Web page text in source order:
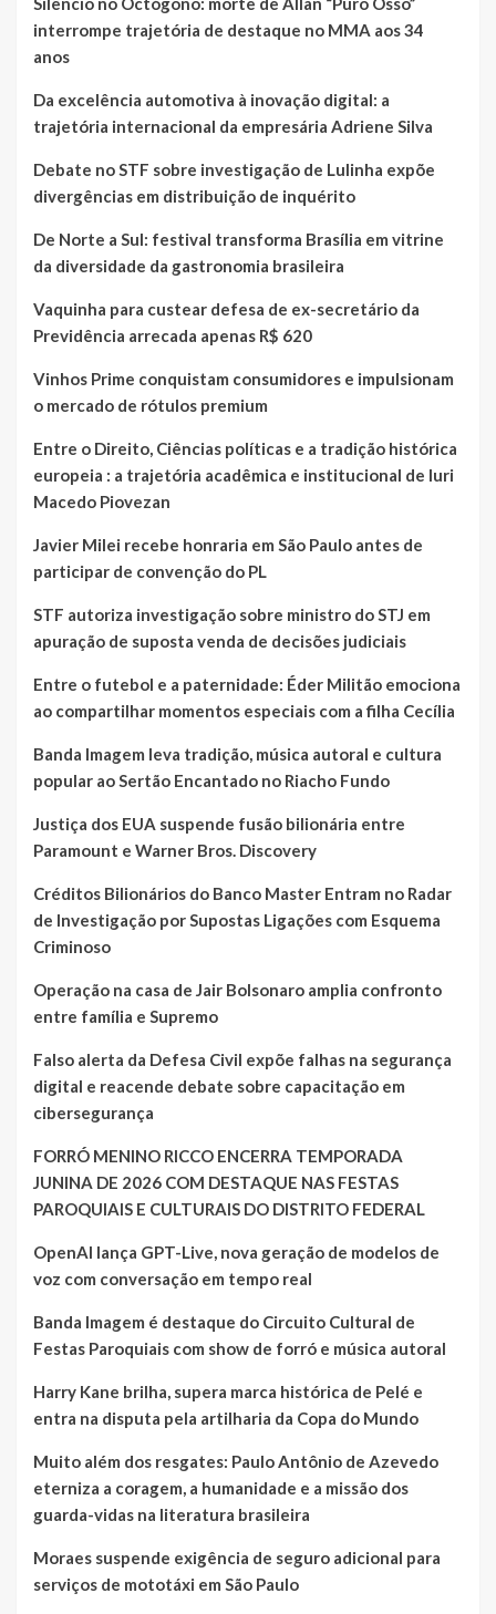
interrompe trajetória de destaque no MMA aos 34
anos
Da excelência automotiva à inovação digital: a
trajetória internacional da empresária Adriene Silva
Debate no STF sobre investigação de Lulinha expõe
divergências em distribuição de inquérito
De Norte a Sul: festival transforma Brasília em vitrine
da diversidade da gastronomia brasileira
Vaquinha para custear defesa de ex-secretário da
Previdência arrecada apenas R$ 620
Vinhos Prime conquistam consumidores e impulsionam
o mercado de rótulos premium
Entre o Direito, Ciências políticas e a tradição histórica
europeia : a trajetória acadêmica e institucional de Iuri
Macedo Piovezan
Javier Milei recebe honraria em São Paulo antes de
participar de convenção do PL
STF autoriza investigação sobre ministro do STJ em
apuração de suposta venda de decisões judiciais
Entre o futebol e a paternidade: Éder Militão emociona
ao compartilhar momentos especiais com a filha Cecília
Banda Imagem leva tradição, música autoral e cultura
popular ao Sertão Encantado no Riacho Fundo
Justiça dos EUA suspende fusão bilionária entre
Paramount e Warner Bros. Discovery
Créditos Bilionários do Banco Master Entram no Radar
de Investigação por Supostas Ligações com Esquema
Criminoso
Operação na casa de Jair Bolsonaro amplia confronto
entre família e Supremo
Falso alerta da Defesa Civil expõe falhas na segurança
digital e reacende debate sobre capacitação em
cibersegurança
FORRÓ MENINO RICCO ENCERRA TEMPORADA
JUNINA DE 2026 COM DESTAQUE NAS FESTAS
PAROQUIAIS E CULTURAIS DO DISTRITO FEDERAL
OpenAI lança GPT-Live, nova geração de modelos de
voz com conversação em tempo real
Banda Imagem é destaque do Circuito Cultural de
Festas Paroquiais com show de forró e música autoral
Harry Kane brilha, supera marca histórica de Pelé e
entra na disputa pela artilharia da Copa do Mundo
Muito além dos resgates: Paulo Antônio de Azevedo
eterniza a coragem, a humanidade e a missão dos
guarda-vidas na literatura brasileira
Moraes suspende exigência de seguro adicional para
serviços de mototáxi em São Paulo